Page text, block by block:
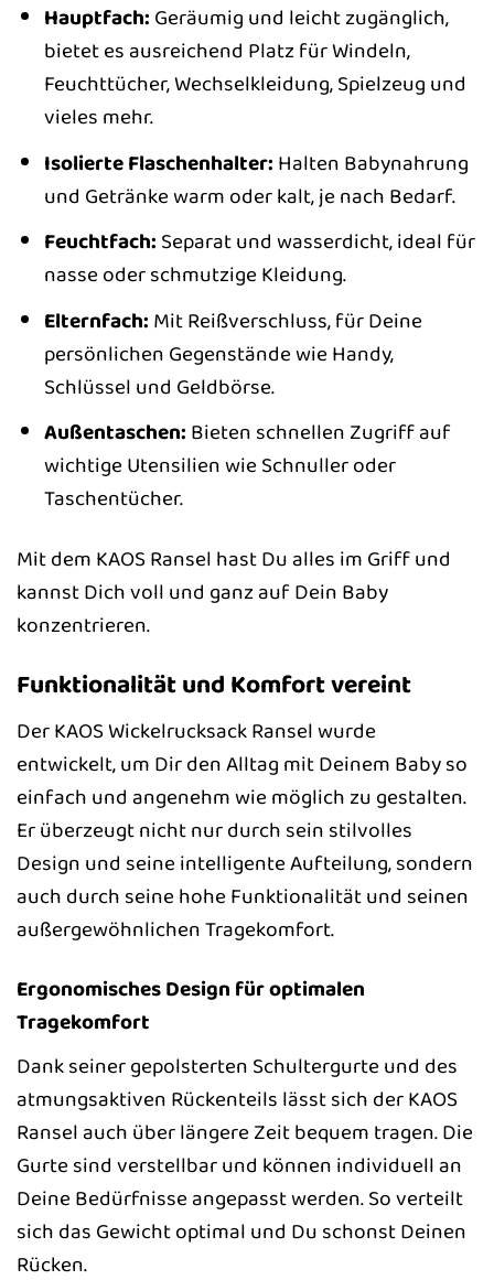
Hauptfach: Geräumig und leicht zugänglich,
bietet es ausreichend Platz für Windeln,
Feuchttücher, Wechselkleidung, Spielzeug und
vieles mehr.
Isolierte Flaschenhalter: Halten Babynahrung
und Getränke warm oder kalt, je nach Bedarf.
Feuchtfach: Separat und wasserdicht, ideal für
nasse oder schmutzige Kleidung.
Elternfach: Mit Reißverschluss, für Deine
persönlichen Gegenstände wie Handy,
Schlüssel und Geldbörse.
Außentaschen: Bieten schnellen Zugriff auf
wichtige Utensilien wie Schnuller oder
Taschentücher.
Mit dem KAOS Ransel hast Du alles im Griff und
kannst Dich voll und ganz auf Dein Baby
konzentrieren.
Funktionalität und Komfort vereint
Der KAOS Wickelrucksack Ransel wurde
entwickelt, um Dir den Alltag mit Deinem Baby so
einfach und angenehm wie möglich zu gestalten.
Er überzeugt nicht nur durch sein stilvolles
Design und seine intelligente Aufteilung, sondern
auch durch seine hohe Funktionalität und seinen
außergewöhnlichen Tragekomfort.
Ergonomisches Design für optimalen
Tragekomfort
Dank seiner gepolsterten Schultergurte und des
atmungsaktiven Rückenteils lässt sich der KAOS
Ransel auch über längere Zeit bequem tragen. Die
Gurte sind verstellbar und können individuell an
Deine Bedürfnisse angepasst werden. So verteilt
sich das Gewicht optimal und Du schonst Deinen
Rücken.